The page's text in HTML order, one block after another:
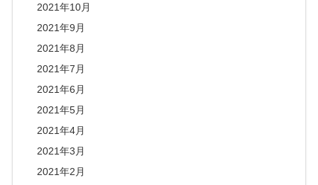
2021年10月
2021年9月
2021年8月
2021年7月
2021年6月
2021年5月
2021年4月
2021年3月
2021年2月